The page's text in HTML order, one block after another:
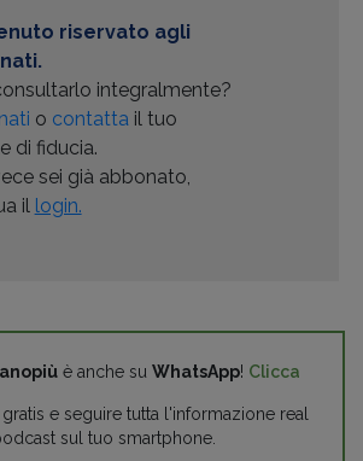
riservato agli
integralmente?
o contatta il tuo
di fiducia.
sei già abbonato,
il login.
è anche su WhatsApp! Clicca
e seguire tutta l'informazione real
sul tuo smartphone.